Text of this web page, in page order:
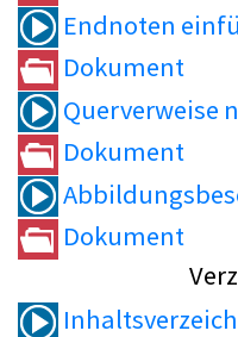
Endnoten
Dokument
Querverweise
Dokument
Dokument